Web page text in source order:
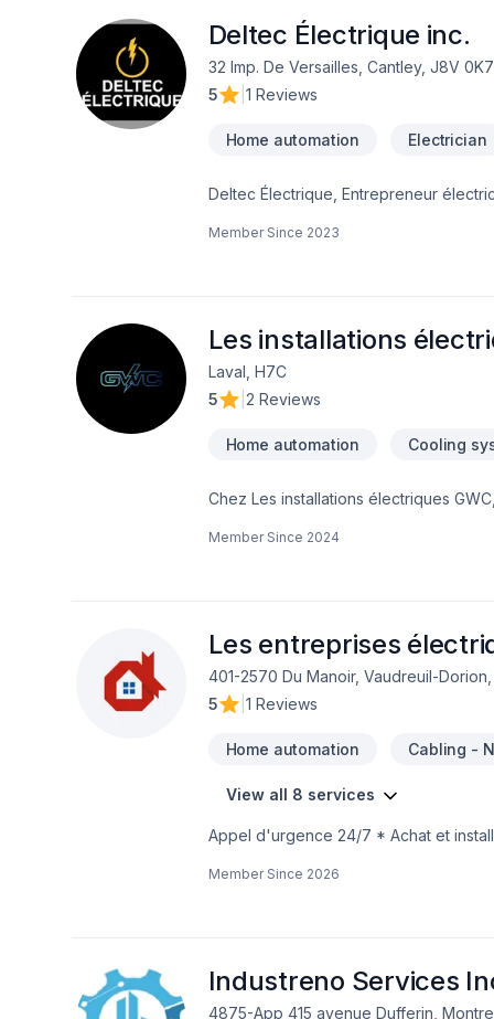
Deltec Électrique inc.
32 Imp. De Versailles, Cantley, J8V 0K7
5
1 Reviews
Home automation Electrician
Deltec Électrique, Entrepreneur électricien. Deltec Électrique est une entreprise dynamique qui offre tous
qualité, personnalisés, et procurer
Member Since 2023
Les installations
Laval, H7C
5
2 Reviews
Home automation Cooling
Chez Les installations électriques
expérimentée vous accompagne à
Member Since 2024
Les entreprises
401-2570 Du Manoir, Vaudreuil-
5
1 Reviews
Home automation Cabling -
View all 8 services
Appel d'urgence 24/7 * Achat et
Installation de chauffage et
Member Since 2026
Industreno Services
4875-App 415 avenue Dufferin,